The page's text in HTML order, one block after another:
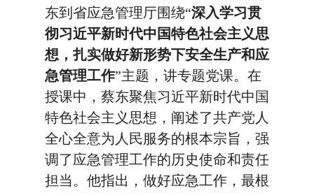
东到省应急管理厅围绕“深入学习贯
彻习近平新时代中国特色社会主义思
想，扎实做好新形势下安全生产和应
急管理工作”主题，讲专题党课。在
授课中，蔡东聚焦习近平新时代中国
特色社会主义思想，阐述了共产党人
全心全意为人民服务的根本宗旨，强
调了应急管理工作的历史使命和责任
担当。他指出，做好应急工作，最根